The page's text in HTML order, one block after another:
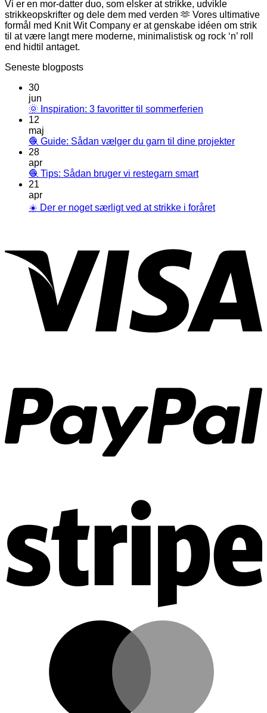
Vi er en mor-datter duo, som elsker at strikke, udvikle
strikkeopskrifter og dele dem med verden 🫶 Vores ultimative
formål med Knit Wit Company er at genskabe idéen om strik
til at være langt mere moderne, minimalistisk og rock ‘n’ roll
end hidtil antaget.
Seneste blogposts
30
jun
🌞 Inspiration: 3 favoritter til sommerferien
12
maj
🧶 Guide: Sådan vælger du garn til dine projekter
28
apr
🧶 Tips: Sådan bruger vi restegarn smart
21
apr
☀️ Der er noget særligt ved at strikke i foråret